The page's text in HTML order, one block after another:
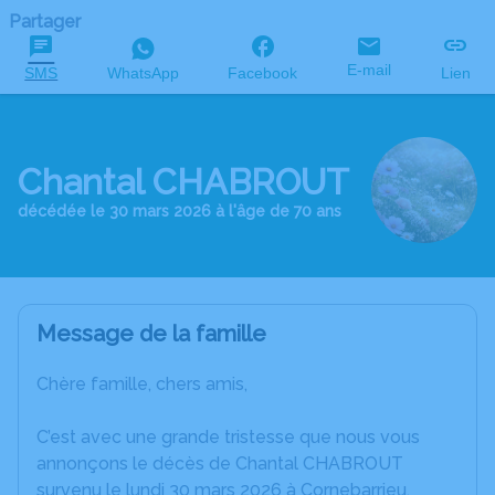
Partager
SMS WhatsApp Facebook E-mail Lien
Chantal CHABROUT
décédée le 30 mars 2026 à l'âge de 70 ans
Message de la famille
Chère famille, chers amis,
C’est avec une grande tristesse que nous vous
annonçons le décès de Chantal CHABROUT
survenu le lundi 30 mars 2026 à Cornebarrieu.